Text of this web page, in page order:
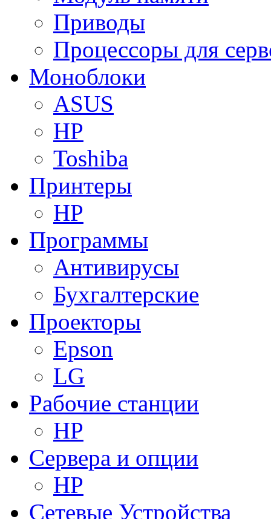
Приводы
Процессоры для
Моноблоки
ASUS
HP
Toshiba
Принтеры
HP
Программы
Антивирусы
Бухгалтерские
Проекторы
Epson
LG
Рабочие станции
HP
Сервера и опции
HP
Сетевые Устройства